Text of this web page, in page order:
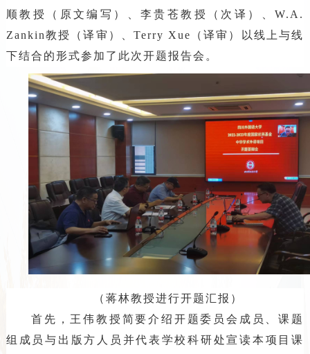
顺教授（原文编写）、李贵苍教授（次译）、W.A.
Zankin教授（译审）、 Terry Xue
（译审）以线上与线
下结合的形式参加了此次开题报告会。
（蒋林教授进行开题汇报）
首先，王伟教授简要介绍开题委员会成员、课题
组成员与出版方人员并代表学校科研处宣读本项目课